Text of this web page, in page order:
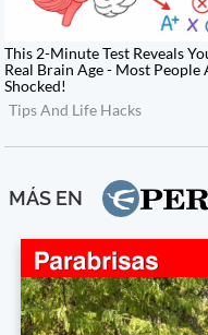
MÁS EN